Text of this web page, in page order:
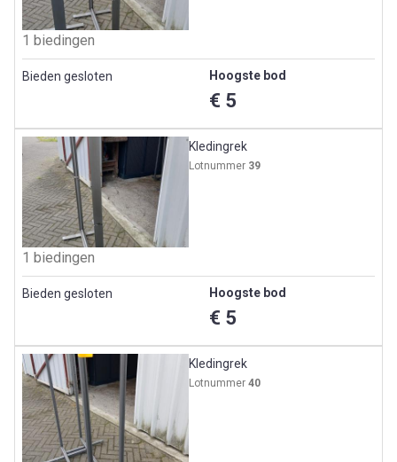
1 biedingen
Bieden gesloten Hoogste bod
€ 5
Kledingrek
Lotnummer 39
1 biedingen
Bieden gesloten Hoogste bod
€ 5
Kledingrek
Lotnummer40